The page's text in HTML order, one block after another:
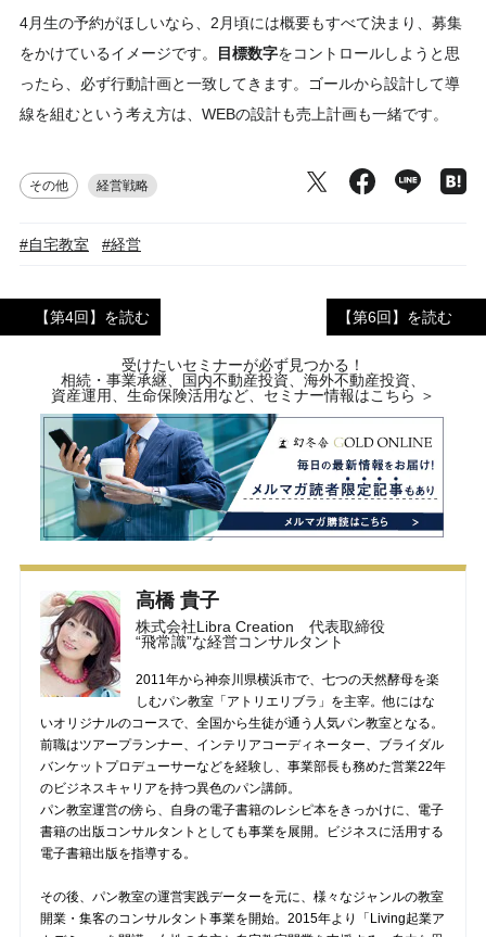
4月生の予約がほしいなら、2月頃には概要もすべて決まり、募集
をかけているイメージです。
目標数字をコントロールしようと思
ったら、必ず行動計画と一致してきます。ゴールから設計して導
線を組むという考え方は、WEBの設計も売上計画も一緒です。
その他 経営戦略
#自宅教室 #経営
【第4回】を読む 【第6回】を読む
受けたいセミナーが必ず見つかる！
相続・事業承継、国内不動産投資、海外不動産投資、
資産運用、生命保険活用など、セミナー情報はこちら ＞
高橋 貴子
株式会社Libra Creation 代表取締役
“飛常識”な経営コンサルタント
2011年から神奈川県横浜市で、七つの天然酵母を楽
しむパン教室「アトリエリブラ」を主宰。他にはな
いオリジナルのコースで、全国から生徒が通う人気パン教室となる。
前職はツアープランナー、インテリアコーディネーター、ブライダル
バンケットプロデューサーなどを経験し、事業部長も務めた営業22年
のビジネスキャリアを持つ異色のパン講師。
パン教室運営の傍ら、自身の電子書籍のレシピ本をきっかけに、電子
書籍の出版コンサルタントとしても事業を展開。ビジネスに活用する
電子書籍出版を指導する。
その後、パン教室の運営実践データーを元に、様々なジャンルの教室
開業・集客のコンサルタント事業を開始。2015年より「Living起業ア